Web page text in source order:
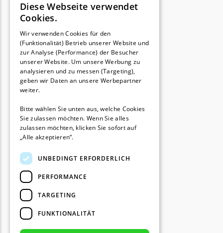
GERMAN
GERMAN
Diese Webseite verwendet
Cookies.
Wir verwenden Cookies für den
(Funktionalität) Betrieb unserer Website und
zur Analyse (Performance) der Besucher
unserer Website. Um unsere Werbung zu
analysieren und zu messen (Targeting),
geben wir Daten an unsere Werbepartner
weiter.
Bitte wählen Sie unten aus, welche Cookies
Sie zulassen möchten. Wenn Sie alles
zulassen möchten, klicken Sie sofort auf
„Alle akzeptieren“.
UNBEDINGT ERFORDERLICH
PERFORMANCE
TARGETING
FUNKTIONALITÄT